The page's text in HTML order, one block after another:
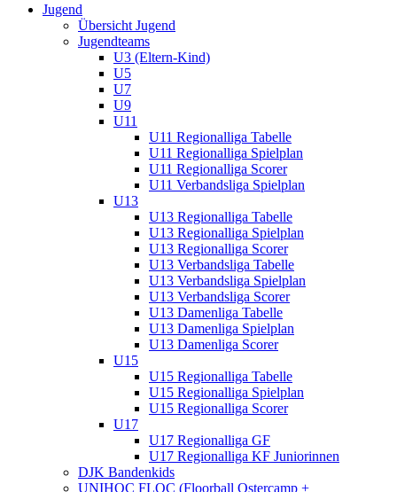
Jugend
Übersicht Jugend
Jugendteams
U3 (Eltern-Kind)
U5
U7
U9
U11
U11 Regionalliga Tabelle
U11 Regionalliga Spielplan
U11 Regionalliga Scorer
U11 Verbandsliga Spielplan
U13
U13 Regionalliga Tabelle
U13 Regionalliga Spielplan
U13 Regionalliga Scorer
U13 Verbandsliga Tabelle
U13 Verbandsliga Spielplan
U13 Verbandsliga Scorer
U13 Damenliga Tabelle
U13 Damenliga Spielplan
U13 Damenliga Scorer
U15
U15 Regionalliga Tabelle
U15 Regionalliga Spielplan
U15 Regionalliga Scorer
U17
U17 Regionalliga GF
U17 Regionalliga KF Juniorinnen
DJK Bandenkids
UNIHOC FLOC (Floorball Ostercamp +